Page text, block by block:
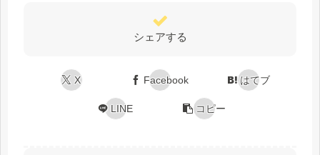
シェアする
X Facebook はてブ
LINE コピー